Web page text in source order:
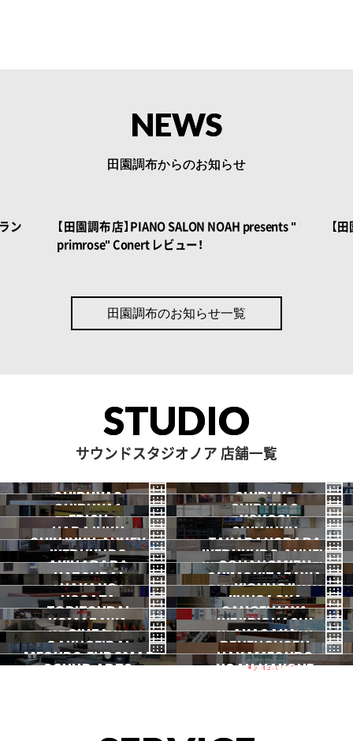
NEWS
田園調布からのお知らせ
ン
【田園調布店】PIANO SALON NOAH presents "
primrose" Conert レビュー！
【
田園調布のお知らせ一覧
STUDIO
サウンドスタジオノア 店舗一覧
SHIBUYA3
渋谷3号
2026.07 OPEN
SHIBUYA
渋谷本店
SHIBUYA1
渋谷1号
SHIBUYA2
渋谷2号
EBISU
恵比寿
YOYOGI
代々木
HARAJUKU
原宿
SHINJUKU
新宿
SHINJUKU ANNEX
新宿ANNEX
TAKADANOBABA
高田馬場
IKEBUKURO
池袋
IKEBUKURO ANNEX
池袋ANNEX
AKIHABARA
秋葉原
OCHANOMIZU
御茶ノ水
HATSUDAI
初台
SHIMOKITAZAWA
下北沢
NAKANO
中野
KICHIJOJI
吉祥寺
NOGATA
野方
JIYUGAOKA
自由が丘
TORITSUDAI
都立大
SANGENJAYA
三軒茶屋
KOMAZAWA
駒沢
IKEJIRIOHASHI
池尻大橋
一時閉店中
GINZA
銀座
AKASAKA
赤坂
GAKUGEIDAI
学芸大
DENENCHOFU
田園調布
MEGURO FUDOMAE NAKAMEGURO
SOUND ARTS NOAH HAKONE